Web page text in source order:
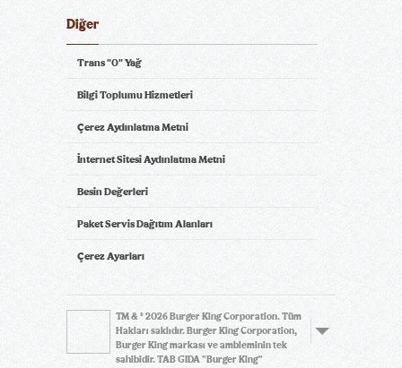
Diğer
Trans "0" Yağ
Bilgi Toplumu Hizmetleri
Çerez Aydınlatma Metni
İnternet Sitesi Aydınlatma Metni
Besin Değerleri
Paket Servis Dağıtım Alanları
Çerez Ayarları
TM & © 2026 Burger King Corporation. Tüm
Hakları saklıdır. Burger King Corporation,
Burger King markası ve ambleminin tek
sahibidir. TAB GIDA "Burger King"